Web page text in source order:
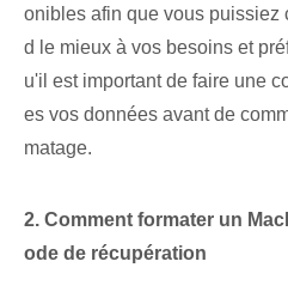
onibles afin que vous puissiez
d le mieux à vos besoins et
u'il est important de faire une
es vos données avant de
matage.
2. Comment formater un
ode de récupération